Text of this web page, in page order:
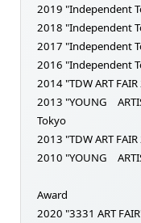
2019 "Independent
2018 "Independent
2017 "Independent
2016 "Independent
2014 "TDW ART
2013 "YOUNG
Tokyo
2013 "TDW ART
2010 "YOUNG
Award
2020 "3331 ART